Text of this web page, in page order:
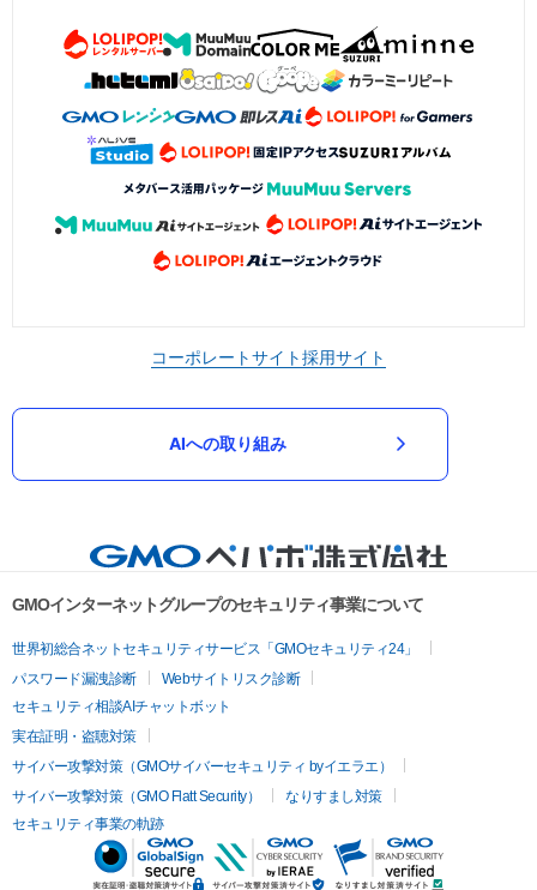
コーポレートサイト採用サイト
AIへの取り組み
GMOインターネットグループのセキュリティ事業について
世界初総合ネットセキュリティサービス「GMOセキュリティ24」
パスワード漏洩診断
Webサイトリスク診断
セキュリティ相談AIチャットボット
実在証明・盗聴対策
サイバー攻撃対策（GMOサイバーセキュリティ byイエラエ）
サイバー攻撃対策（GMO Flatt Security）
なりすまし対策
セキュリティ事業の軌跡